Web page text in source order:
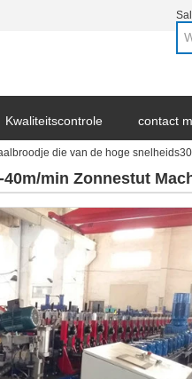
Kwaliteitscontrole contact
die van de hoge
min Zonnestut